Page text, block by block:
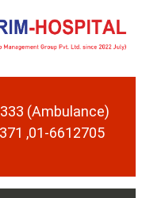
(Ambulance)
,01-6612705